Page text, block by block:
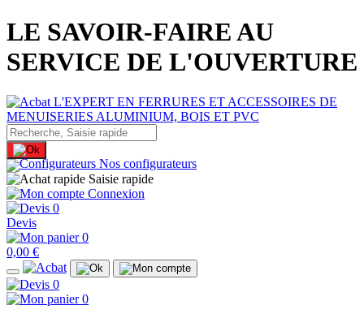
LE SAVOIR-FAIRE AU
SERVICE DE L'OUVERTURE
Nos configurateurs
Saisie rapide
Connexion
0
Devis
0
0,00 €
0
0